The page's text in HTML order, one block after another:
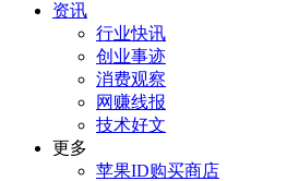
资讯
行业快讯
创业事迹
消费观察
网赚线报
技术好文
更多
苹果ID购买商店